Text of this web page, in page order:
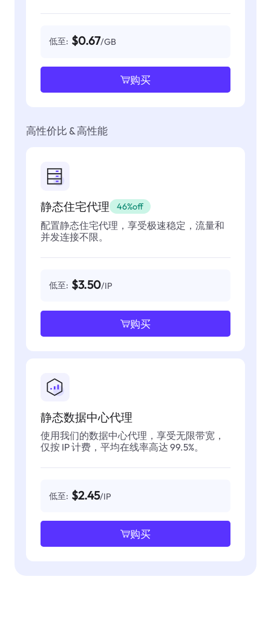
低至: $0.67/GB
购买
高性价比 & 高性能
静态住宅代理 46%off
配置静态住宅代理，享受极速稳定，流量和
并发连接不限。
低至: $3.50/IP
购买
静态数据中心代理
使用我们的数据中心代理，享受无限带宽，
仅按 IP 计费，平均在线率高达 99.5%。
低至: $2.45/IP
购买